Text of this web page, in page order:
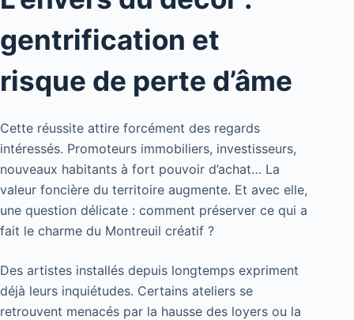
gentrification et
risque de perte d’âme
Cette réussite attire forcément des regards
intéressés. Promoteurs immobiliers, investisseurs,
nouveaux habitants à fort pouvoir d’achat… La
valeur foncière du territoire augmente. Et avec elle,
une question délicate : comment préserver ce qui a
fait le charme du Montreuil créatif ?
Des artistes installés depuis longtemps expriment
déjà leurs inquiétudes. Certains ateliers se
retrouvent menacés par la hausse des loyers ou la